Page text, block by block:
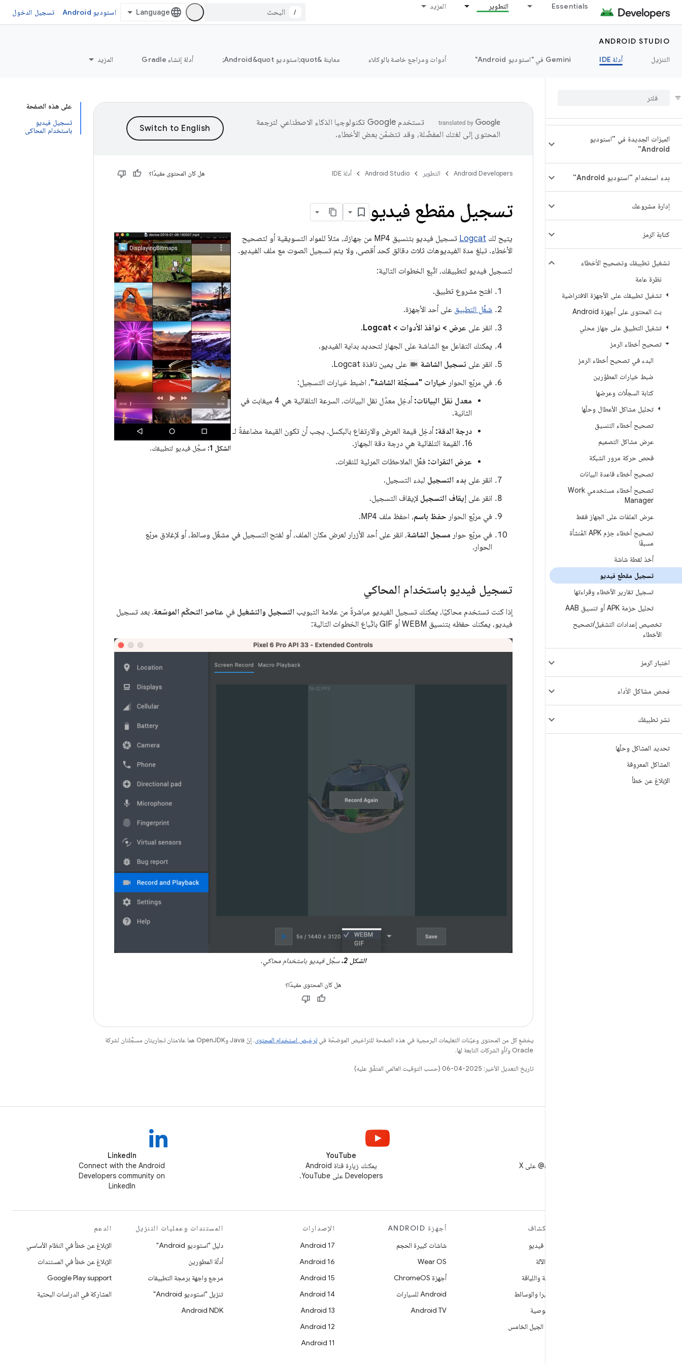
Essentials التطوير المزيد
/ استوديو Android تسجيل الدخول
ANDROID STUDIO
التنزيل
أدلة IDE ‫Gemini في "استوديو Android" أدوات ومراجع خاصة بالوكلاء معاينة &quot;استوديو Android&quot; أدلة إنشاء Gradle المزيد
الميزات الجديدة في "استوديو
Android"
بدء استخدام "استوديو Android"
إدارة مشروعك
كتابة الرمز
تشغيل تطبيقك وتصحيح الأخطاء
نظرة عامة
تشغيل تطبيقك على الأجهزة الافتراضية
بث المحتوى على أجهزة Android
تشغيل التطبيق على جهاز محلي
تصحيح أخطاء الرمز
البدء في تصحيح أخطاء الرمز
ضبط خيارات المطوّرين
كتابة السجلّات وعرضها
تحليل مشاكل الأعطال وحلّها
تصحيح أخطاء التنسيق
عرض مشاكل التصميم
فحص حركة مرور الشبكة
تصحيح أخطاء قاعدة البيانات
تصحيح أخطاء مستخدمي Work
Manager
عرض الملفات على الجهاز فقط
تصحيح أخطاء حِزم APK المُنشأة
مسبقًا
أخذ لقطة شاشة
تسجيل مقطع فيديو
تسجيل تقارير الأخطاء وقراءتها
تحليل حزمة APK أو تنسيق AAB
تخصيص إعدادات التشغيل/تصحيح
الأخطاء
اختبار الرمز
فحص مشاكل الأداء
نشر تطبيقك
تحديد المشاكل وحلّها
المشاكل المعروفة
الإبلاغ عن خطأ
على هذه الصفحة
تسجيل فيديو
باستخدام المحاكي
تستخدم Google تكنولوجيا الذكاء الاصطناعي لترجمة
المحتوى إلى لغتك المفضّلة، وقد تتضمّن بعض الأخطاء.
Android Developers التطوير Android Studio أدلة IDE هل كان المحتوى مفيدًا؟
تسجيل مقطع فيديو
الشكل 1: سجِّل فيديو لتطبيقك.
يتيح لك Logcat
تسجيل فيديو بتنسيق MP4 من جهازك، مثلاً للمواد التسويقية أو لتصحيح
الأخطاء. تبلغ مدة الفيديوهات ثلاث دقائق كحد أقصى، ولا يتم تسجيل الصوت مع ملف الفيديو.
لتسجيل فيديو لتطبيقك، اتّبِع الخطوات التالية:
افتح مشروع تطبيق.
شغِّل التطبيق على أحد الأجهزة.
انقر على عرض > نوافذ الأدوات > Logcat
.
يمكنك التفاعل مع الشاشة على الجهاز لتحديد بداية الفيديو.
انقر على تسجيل الشاشة
على يمين نافذة Logcat.
في مربّع الحوار خيارات "مسجّلة الشاشة"، اضبط خيارات التسجيل:
معدل نقل البيانات:
أدخِل معدّل نقل البيانات. السرعة التلقائية هي 4 ميغابت في
الثانية.
درجة الدقة: أدخِل قيمة العرض والارتفاع بالبكسل. يجب أن تكون القيمة مضاعفةً لـ
16. القيمة التلقائية هي درجة دقة الجهاز.
عرض النقرات: فعِّل الملاحظات المرئية للنقرات.
انقر على بدء التسجيل لبدء التسجيل.
انقر على إيقاف التسجيل لإيقاف التسجيل.
في مربّع الحوار حفظ باسم، احفظ ملف MP4.
في مربّع حوار مسجل الشاشة، انقر على أحد الأزرار لعرض مكان الملف، أو لفتح التسجيل في مشغّل وسائط، أو لإغلاق مربّع
الحوار.
تسجيل فيديو باستخدام المحاكي
إذا كنت تستخدم محاكيًا، يمكنك تسجيل الفيديو مباشرةً من علامة التبويب التسجيل والتشغيل في عناصر التحكّم الموسّعة. بعد تسجيل
فيديو، يمكنك حفظه بتنسيق WEBM أو GIF باتّباع الخطوات التالية:
الشكل 2. سجِّل فيديو باستخدام محاكي.
هل كان المحتوى مفيدًا؟
يخضع كل من المحتوى وعيّنات التعليمات البرمجية في هذه الصفحة للتراخيص الموضحّة فيترخيص استخدام المحتوى
. إنّ Java وOpenJDK هما علامتان تجاريتان مسجَّلتان لشركة
Oracle و/أو الشركات التابعة لها.
تاريخ التعديل الأخير: 2025-04-06 (حسب التوقيت العالمي المتفَّق عليه)
YouTube
يمكنك زيارة قناة Android
Developers على YouTube.
LinkedIn
Connect with the Android
Developers community on
LinkedIn
استكشاف
ألعاب فيديو
تعلُم الآلة
الصحة واللياقة
الكاميرا والوسائط
الخصوصية
شبكة الجيل الخامس
أجهزة ANDROID
شاشات كبيرة الحجم
Wear OS
أجهزة ChromeOS
Android للسيارات
Android TV
الإصدارات
Android 17
Android 16
Android 15
Android 14
Android 13
Android 12
Android 11
المستندات وعمليات التنزيل
دليل "استوديو Android"
أدلّة المطورين
مرجع واجهة برمجة التطبيقات
تنزيل "استوديو Android"
Android NDK
الدعم
الإبلاغ عن خطأ في النظام الأساسي
الإبلاغ عن خطأ في المستندات
Google Play support
المشاركة في الدراسات البحثية